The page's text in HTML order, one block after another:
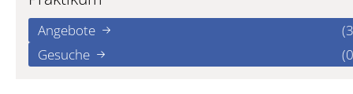
Angebote
Gesuche